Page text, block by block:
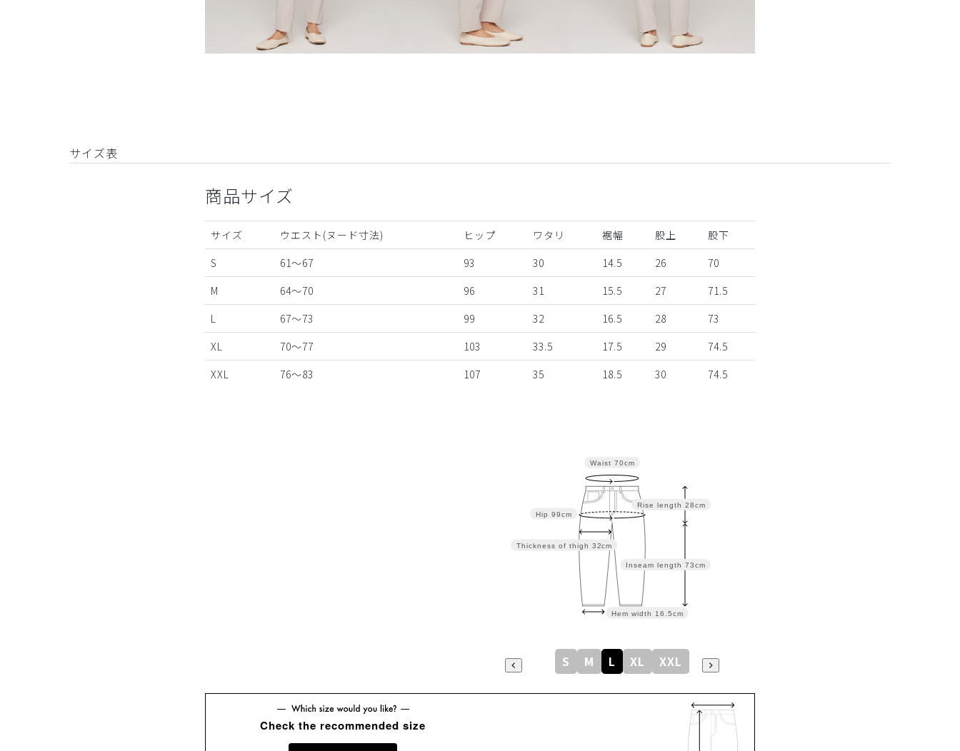
サイズ表
商品サイズ
サイズ ウエスト(ヌード寸法) ヒップ ワタリ 裾幅 股上
股下
S
61～67 93 30 14.5 26
70
M
64～70 96 31 15.5 27
71.5
L
67～73 99 32 16.5 28
73
XL
70～77 103 33.5 17.5 29
74.5
XXL
76～83 107 35 18.5 30 74.5
Inseam length 73cm
Rise length 28cm
Hem width 16.5cm
Thickness of thigh 32cm
Hip 99cm
Waist 70cm
S M L XL XXL
Check the recommended size